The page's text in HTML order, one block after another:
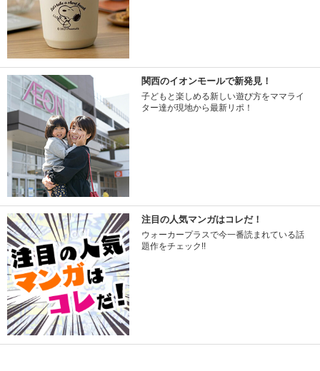
関西のイオンモールで新発見！
子どもと楽しめる新しい遊び方をママライ
ター達が現地から最新リポ！
注目の人気マンガはコレだ！
ウォーカープラスで今一番読まれている話
題作をチェック!!